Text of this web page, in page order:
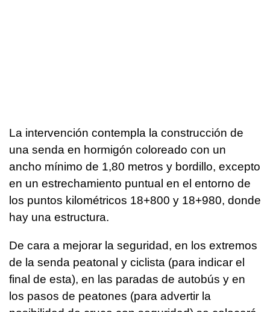
La intervención contempla la construcción de
una senda en hormigón coloreado con un
ancho mínimo de 1,80 metros y bordillo, excepto
en un estrechamiento puntual en el entorno de
los puntos kilométricos 18+800 y 18+980, donde
hay una estructura.
De cara a mejorar la seguridad, en los extremos
de la senda peatonal y ciclista (para indicar el
final de esta), en las paradas de autobús y en
los pasos de peatones (para advertir la